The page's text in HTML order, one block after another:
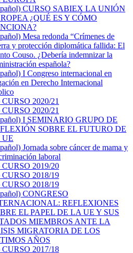
CURSO SABIEX LA UNIÓN
¿QUÉ ES Y CÓMO
Mesa redonda “Crímenes de
y protección diplomática fallida: El
Couso. ¿Debería indemnizar la
española?
I Congreso internacional en
en Derecho Internacional
CURSO 2020/21
CURSO 2020/21
I SEMINARIO GRUPO DE
SOBRE EL FUTURO DE
Jornada sobre cáncer de mama y
laboral
CURSO 2019/20
CURSO 2018/19
CURSO 2018/19
CONGRESO
REFLEXIONES
EL PAPEL DE LA UE Y SUS
MIEMBROS ANTE LA
MIGRATORIA DE LOS
AÑOS
CURSO 2017/18